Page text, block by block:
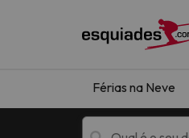
Férias na Neve